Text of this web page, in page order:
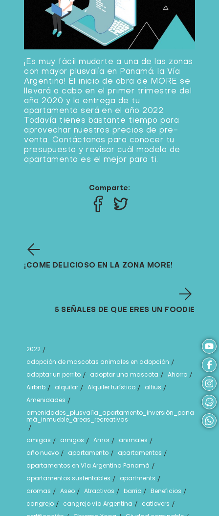
¡Es muy fácil mudarte a una de las zonas
con mayor plusvalía en Panamá: la Vía
Argentina! El inicio de obra de MORE se
llevará a cabo en el primer trimestre del
año 2020 y la entrega de tu
apartamento será en el año 2022.
Todavía tienes bastante tiempo para
aprovechar nuestros precios de pre-
venta. Contáctanos para conocer tu
presupuesto y revisar cuál modelo de
apartamento es el mejor para ti.
Comparte:
¡COME DELICIOSO EN LA ZONA MORE!
5 SEÑALES DE QUE ERES UN FOODIE
2022 /
adopción de mascotas animales en adopción /
adoptar un perrito / adoptar una mascota / Ahorro /
Airbnb / alquilar / Alquiler turístico / altius /
Amenidades /
amenidades_plusvalía_apartamento_inversión_pana
má_inmueble_áreas_recreativas
/
amigas / amigos / Amor / animales /
año nuevo / apartamento / apartamentos /
apartamentos en Vía Argentina Panamá /
apartamentos sustentables / apartments /
aromas / Aseo / Atractivos / barrio / Beneficios /
cangrejo / cangrejo vía Argentina / catlovers /